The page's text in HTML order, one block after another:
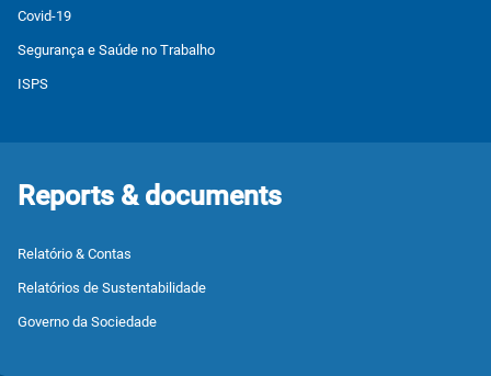
Covid-19
Segurança e Saúde no Trabalho
ISPS
Reports & documents
Relatório & Contas
Relatórios de Sustentabilidade
Governo da Sociedade